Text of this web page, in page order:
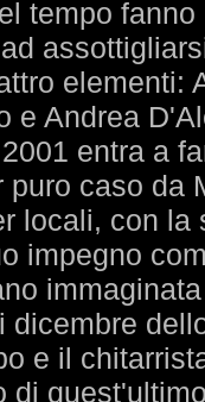
tempo
elementi:
e Andrea
entra a
puro caso da
locali, con
impegno
dicembre
e il
di